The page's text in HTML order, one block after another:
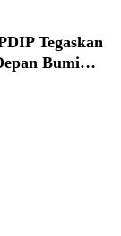
Tegaskan
Bumi